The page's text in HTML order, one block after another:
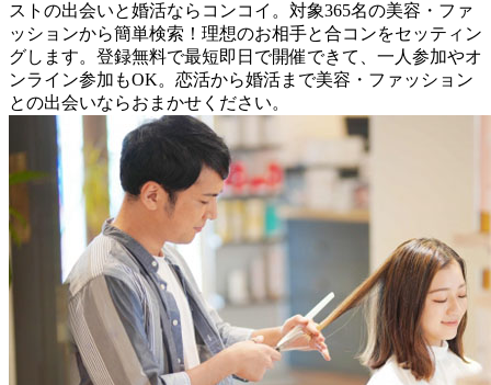
ストの出会いと婚活ならコンコイ。対象365名の美容・ファ
ッションから簡単検索！理想のお相手と合コンをセッティン
グします。登録無料で最短即日で開催できて、一人参加やオ
ンライン参加もOK。恋活から婚活まで美容・ファッション
との出会いならおまかせください。